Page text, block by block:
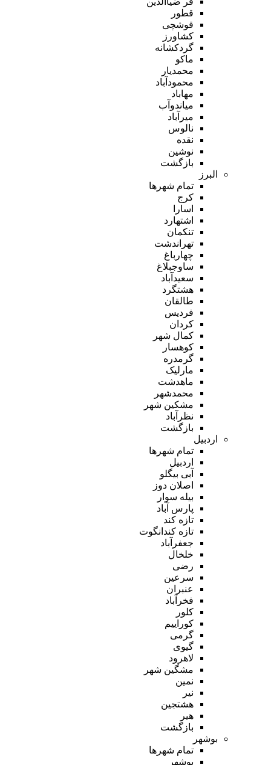
قطور
قوشچی
کشاورز
گردکشانه
ماکو
محمدیار
محمودآباد
مهاباد
میاندوآب
میرآباد
نالوس
نقده
نوشین
بازگشت
البرز
تمام شهر‌ها
کرج
اسارا
اشتهارد
تنکمان
تهراندشت
چهارباغ
ساوجبلاغ
سعیدآباد
هشتگرد
طالقان
فردیس
کردان
کمال شهر
کوهسار
گرمدره
مارلیک
ماهدشت
محمدشهر
مشکین شهر
نظرآباد
بازگشت
اردبیل
تمام شهر‌ها
اردبیل
آبی بیگلو
اصلان دوز
بیله سوار
پارس آباد
تازه کند
تازه کندانگوت
جعفرآباد
خلخال
رضی
سرعین
عنبران
فخرآباد
کلور
کوراییم
گرمی
گیوی
لاهرود
مشگین شهر
نمین
نیر
هشتجین
هیر
بازگشت
بوشهر
تمام شهر‌ها
بوشهر